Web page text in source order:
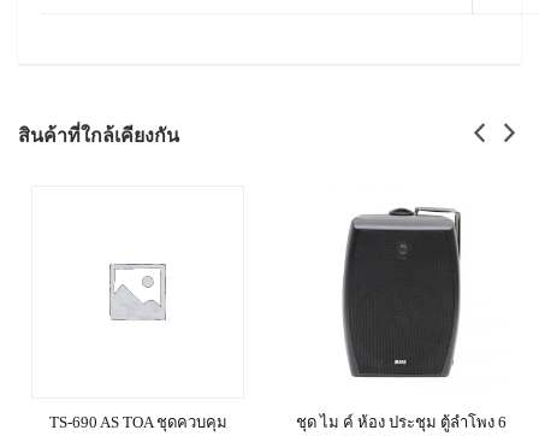
สินค้าที่ใกล้เคียงกัน
TS-690 AS TOA ชุดควบคุม
ชุด ไม ค์ ห้อง ประชุม ตู้ลำโพง 6